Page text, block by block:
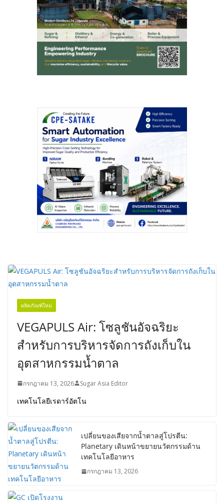
ผลิตภัณฑ์ใหม่
VEGAPULS Air: โซลูชันอัจฉริยะ
สำหรับการบริหารจัดการถังเก็บใน
อุตสาหกรรมน้ำตาล
กรกฎาคม 13, 2026 Sugar Asia Editor
เทคโนโลยีเรดาร์อัตโน
เปลี่ยนของเสียจากน้ำตาลสู่โปรตีน:
Planetary เดินหน้าขยายนวัตกรรมด้าน
เทคโนโลยีอาหาร
กรกฎาคม 13, 2026